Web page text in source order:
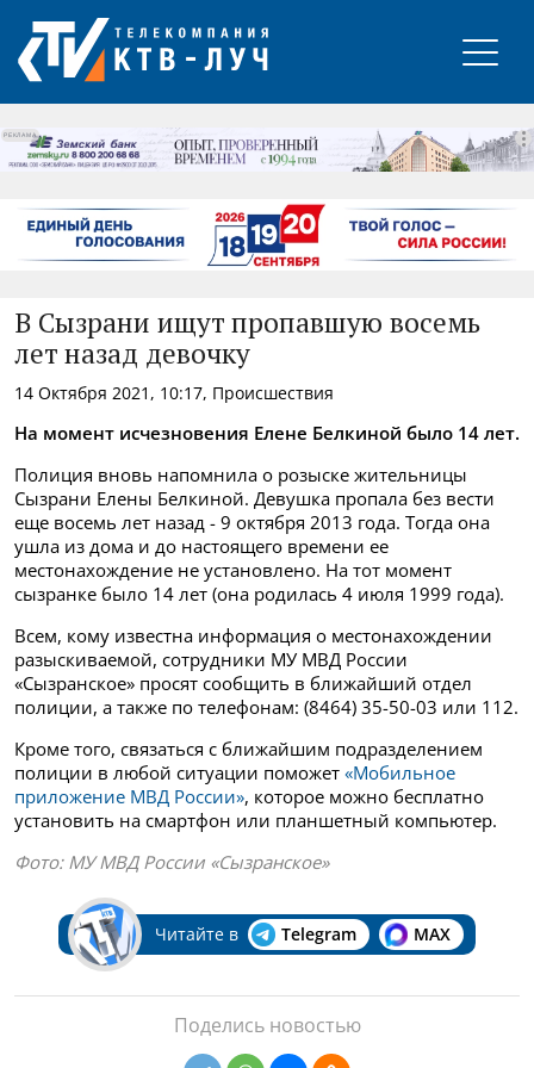
РЕКЛАМА
В Сызрани ищут пропавшую восемь
лет назад девочку
14 Октября 2021, 10:17, Происшествия
На момент исчезновения Елене Белкиной было 14 лет.
Полиция вновь напомнила о розыске жительницы
Сызрани Елены Белкиной. Девушка пропала без вести
еще восемь лет назад - 9 октября 2013 года. Тогда она
ушла из дома и до настоящего времени ее
местонахождение не установлено. На тот момент
сызранке было 14 лет (она родилась 4 июля 1999 года).
Всем, кому известна информация о местонахождении
разыскиваемой, сотрудники МУ МВД России
«Сызранское» просят сообщить в ближайший отдел
полиции, а также по телефонам: (8464) 35-50-03 или 112.
Кроме того, связаться с ближайшим подразделением
полиции в любой ситуации поможет «Мобильное
приложение МВД России», которое можно бесплатно
установить на смартфон или планшетный компьютер.
Фото: МУ МВД России «Сызранское»
Читайте в Telegram MAX
Поделись новостью